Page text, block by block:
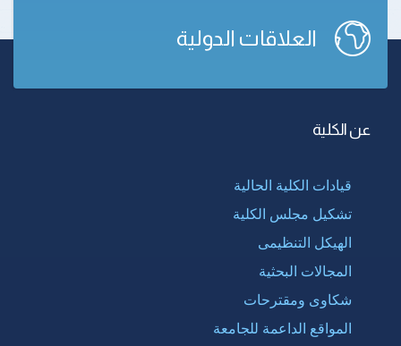
العلاقات الدولية
عن الكلية
قيادات الكلية الحالية
تشكيل مجلس الكلية
الهيكل التنظيمى
المجالات البحثية
شكاوى ومقترحات
المواقع الداعمة للجامعة